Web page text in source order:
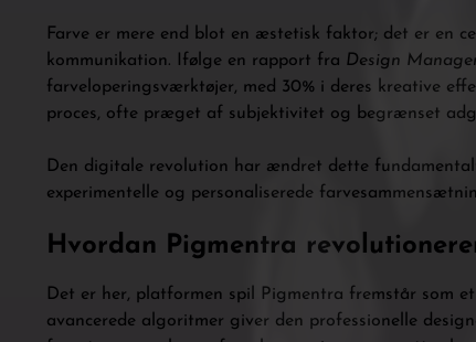
Farve er mere end blot en æstetisk faktor; det er en
kommunikation. Ifølge en rapport fra Design
farveloperingsværktøjer, med 30% i deres kreative
proces, ofte præget af subjektivitet og begrænset
Den digitale revolution har ændret dette
experimentelle og personaliserede
Hvordan Pigmentra
Det er her, platformen spil Pigmentra fremstår som
avancerede algoritmer giver den professionelle